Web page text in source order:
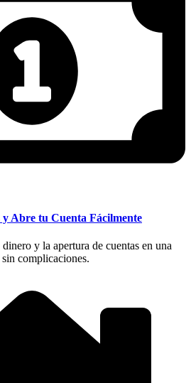
Abre tu Cuenta Fácilmente
y la apertura de cuentas en una
complicaciones.